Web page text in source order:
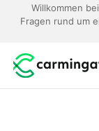
Willkommen
Fragen rund um